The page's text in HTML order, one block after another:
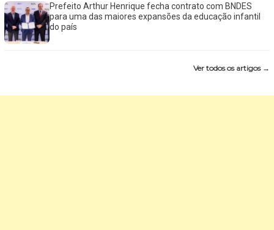
Prefeito Arthur Henrique fecha contrato com BNDES
para uma das maiores expansões da educação infantil
do país
Ver todos os artigos →